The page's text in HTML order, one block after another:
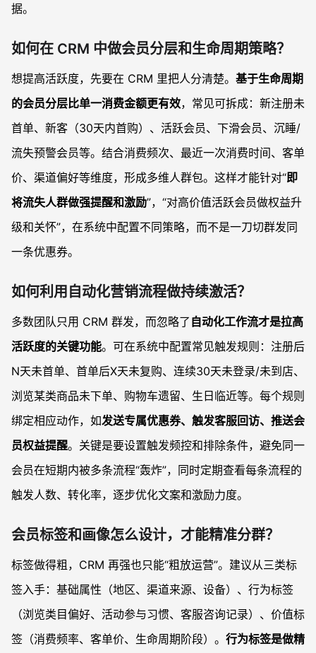
据。
如何在 CRM 中做会员分层和生命周期策略？
想提高活跃度，先要在 CRM 里把人分清楚。 基于生命周期
的会员分层比单一消费金额更有效，常见可拆成：新注册未
首单、新客（30天内首购）、活跃会员、下滑会员、沉睡/
流失预警会员等。结合消费频次、最近一次消费时间、客单
价、渠道偏好等维度，形成多维人群包。这样才能针对“即
将流失人群做强提醒和激励”，“对高价值活跃会员做权益升
级和关怀”，在系统中配置不同策略，而不是一刀切群发同
一条优惠券。
如何利用自动化营销流程做持续激活？
多数团队只用 CRM 群发，而忽略了 自动化工作流才是拉高
活跃度的关键功能。可在系统中配置常见触发规则：注册后
N天未首单、首单后X天未复购、连续30天未登录/未到店、
浏览某类商品未下单、购物车遗留、生日临近等。每个规则
绑定相应动作，如发送专属优惠券、触发客服回访、推送会
员权益提醒。关键是要设置触发频控和排除条件，避免同一
会员在短期内被多条流程“轰炸”，同时定期查看每条流程的
触发人数、转化率，逐步优化文案和激励力度。
会员标签和画像怎么设计，才能精准分群？
标签做得粗，CRM 再强也只能“粗放运营”。建议从三类标
签入手：基础属性（地区、渠道来源、设备）、行为标签
（浏览类目偏好、活动参与习惯、客服咨询记录）、价值标
签（消费频率、客单价、生命周期阶段）。 行为标签是做精